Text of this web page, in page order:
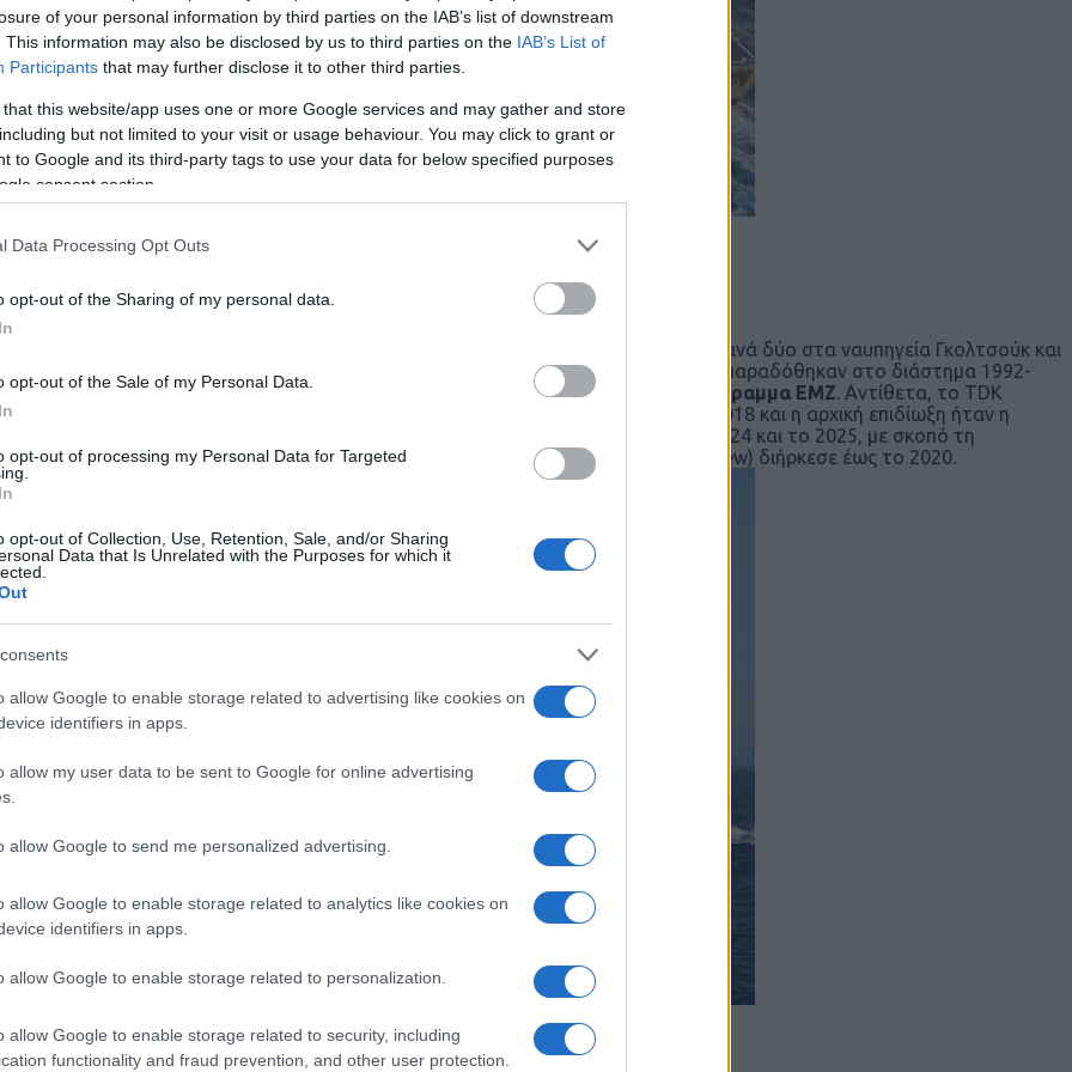
of your personal information by third parties on the IAB’s list of downstream
This information may also be disclosed by us to third parties on the IAB’s List of
Participants that may further disclose it to other third parties.
that this website/app uses one or more Google services and may gather and store
but not limited to your visit or usage behaviour. You may click to grant or
to Google and its third-party tags to use your data for below specified purposes
consent section.
Data Processing Opt Outs
opt-out of the Sharing of my personal data.
opt-out of the Sale of my Personal Data.
opt-out of processing my Personal Data for Targeted
opt-out of Collection, Use, Retention, Sale, and/or Sharing
Data that Is Unrelated with the Purposes for which it
allow Google to enable storage related to advertising like cookies on
identifiers in apps.
allow my user data to be sent to Google for online advertising
allow Google to send me personalized advertising.
allow Google to enable storage related to analytics like cookies on
identifiers in apps.
allow Google to enable storage related to personalization.
allow Google to enable storage related to security, including
functionality and fraud prevention, and other user protection.
του. Πίσω από τις καπνοδόχους διακρίνεται το (μονό) συγκρότημα VLS Mk41
και κατασκευάστηκαν ανά δύο στα ναυπηγεία Γκολτσούκ και
της Blohm & Voss στο Αμβούργο. Υπενθυμίζεται ότι οι Φ/Γ MEKO 200HN παραδόθηκαν στο διάστημα 1992-
είναι παλαιότερες, και παρ’ όλα αυτά
δεν έχει καν δρομολογηθεί το πρόγραμμα ΕΜΖ. Αντίθετα, το TDK
τη σχετική συμφωνία με την κοινοπραξία Aselsan-Havelsan τον Απρίλιο του 2018 και η αρχική επιδίωξη ήταν η
τον Νοέμβριο του 2022 και των λοιπών τριών το 2023, το 2024 και το 2025, με σκοπό τη
τους σε υπηρεσία και τη δεκαετία του 2040. Η φάση CDR (Critical Design Review) διήρκεσε έως το 2020.
Mk29 Sea Sparrow.